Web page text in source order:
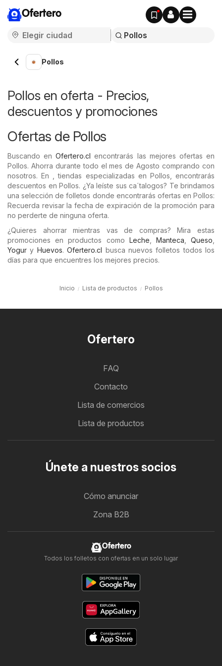
Ofertero
Pollos
Pollos en oferta - Precios,
descuentos y promociones
Ofertas de Pollos
Buscando enOfertero.cl encontrarás las mejores ofertas en
Pollos. Ahorra durante todo el mes de Agosto comprando con
nosotros. En , tiendas especializadas en Pollos, encontrarás
descuentos en Pollos. ¿Ya leíste sus ca´talogos? Te brindamos
una selección de folletos donde encontrarás ofertas en Pollos:
Recuerda revisar la fecha de expiración de la promoción para
no perderte de ninguna oferta.
¿Quieres ahorrar mientras vas de compras? Mira estas
promociones en productos como Leche Manteca ,Queso
Yogur y Huevos.Ofertero.cl busca nuevos folletos todos los
días para que encuentres los mejores precios.
Inicio Lista de productos Pollos
Ofertero
FAQ
Contacto
Lista de comercios
Lista de productos
Únete a nuestros socios
Cómo anunciar
Zona B2B
Ofertero
Todos los folletos con ofertas en un solo lugar